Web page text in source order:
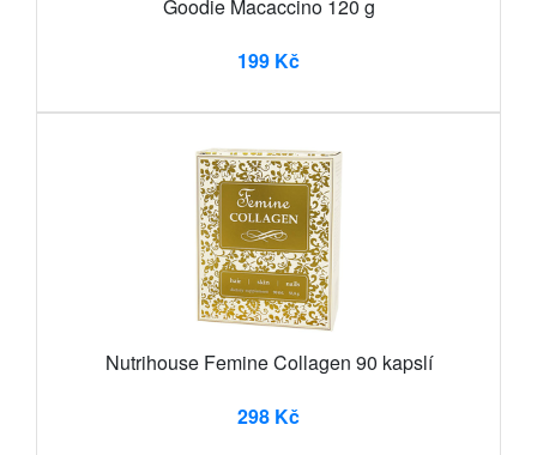
Goodie Macaccino 120 g
199 Kč
Nutrihouse Femine Collagen 90 kapslí
298 Kč